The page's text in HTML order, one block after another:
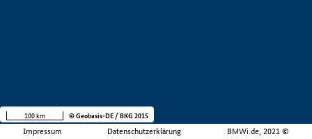
Impressum Datenschutzerklärung BMWi.de, 2021 ©
100 km © Geobasis-DE / BKG 2015